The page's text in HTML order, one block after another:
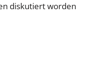
diskutiert worden